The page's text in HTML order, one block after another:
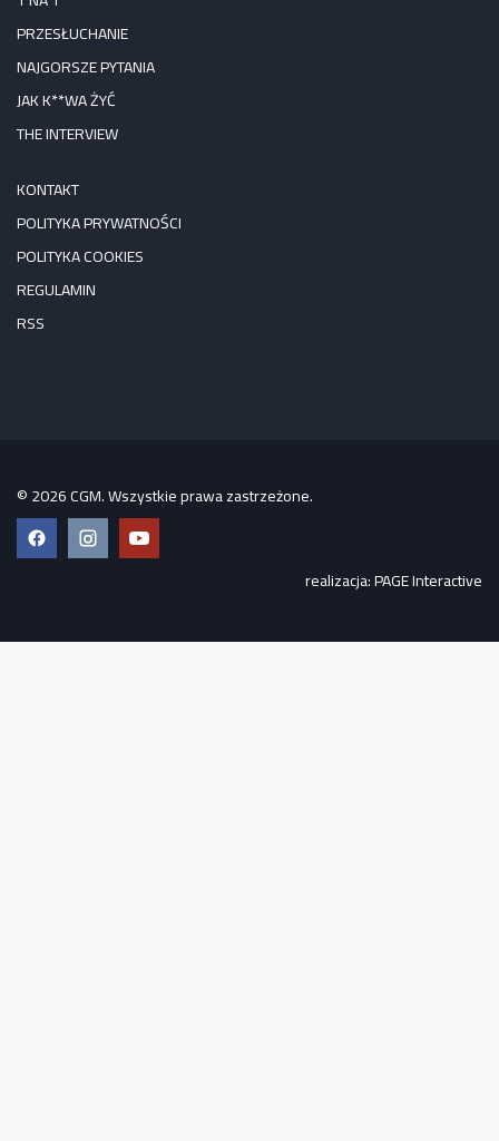
PRZESŁUCHANIE
NAJGORSZE PYTANIA
JAK K**WA ŻYĆ
THE INTERVIEW
KONTAKT
POLITYKA PRYWATNOŚCI
POLITYKA COOKIES
REGULAMIN
RSS
© 2026 CGM. Wszystkie prawa zastrzeżone.
FacebookInstagramYouTube
realizacja:PAGE Interactive